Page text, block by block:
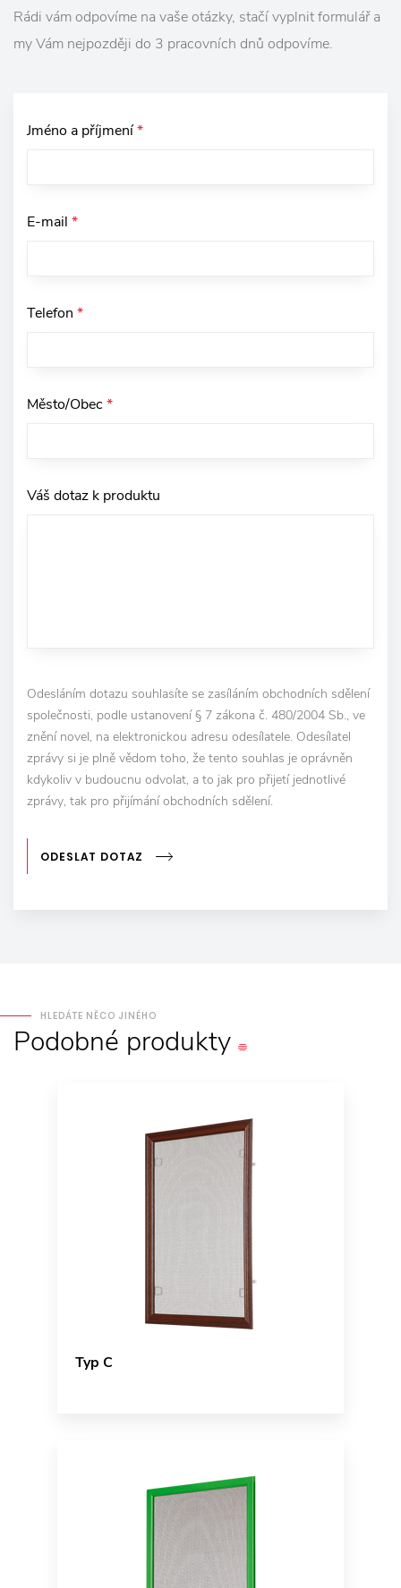
Rádi vám odpovíme na vaše otázky, stačí vyplnit formulář a
my Vám nejpozději do 3 pracovních dnů odpovíme.
Jméno a příjmení*
E-mail *
Telefon *
Město/Obec*
Váš dotaz k produktu
Odesláním dotazu souhlasíte se zasíláním obchodních sdělení
společnosti, podle ustanovení § 7 zákona č. 480/2004 Sb., ve
znění novel, na elektronickou adresu odesílatele. Odesílatel
zprávy si je plně vědom toho, že tento souhlas je oprávněn
kdykoliv v budoucnu odvolat, a to jak pro přijetí jednotlivé
zprávy, tak pro přijímání obchodních sdělení.
ODESLAT DOTAZ
HLEDÁTE NĚCO JINÉHO
Podobné produkty
Typ C